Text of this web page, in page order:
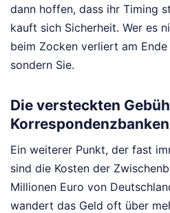
dann hoffen, dass ihr Timing
kauft sich Sicherheit. Wer es
beim Zocken verliert am
sondern Sie.
Die versteckten
Korrespondenzbanken
Ein weiterer Punkt, der fast
sind die Kosten der
Millionen Euro von
wandert das Geld oft über